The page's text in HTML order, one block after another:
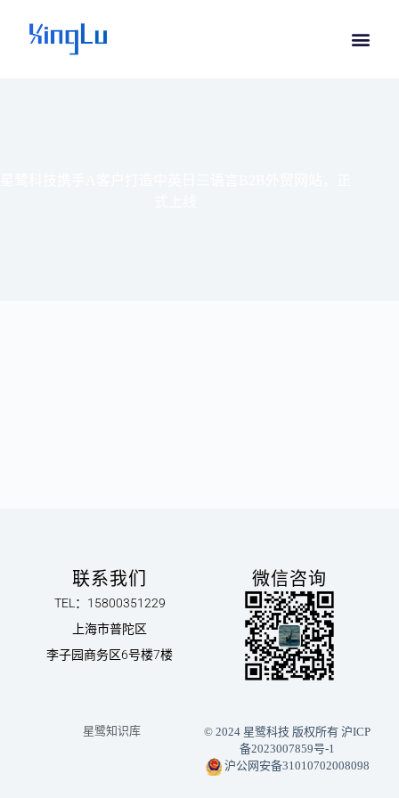
联系我们
TEL：15800351229
上海市普陀区
李子园商务区6号楼7楼
微信咨询
星鹭知识库 © 2024 星鹭科技 版权所有沪ICP
备2023007859号-1
沪公网安备31010702008098